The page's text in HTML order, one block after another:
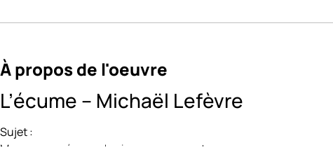
À propos de l'oeuvre
L’écume – Michaël Lefèvre
Sujet :
Mer, vagues, écume, horizon, mouvement